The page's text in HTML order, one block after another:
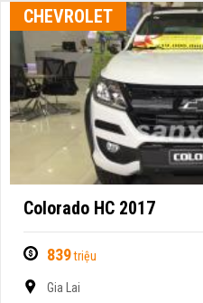
CHEVROLET
Colorado HC 2017
839triệu
Gia Lai